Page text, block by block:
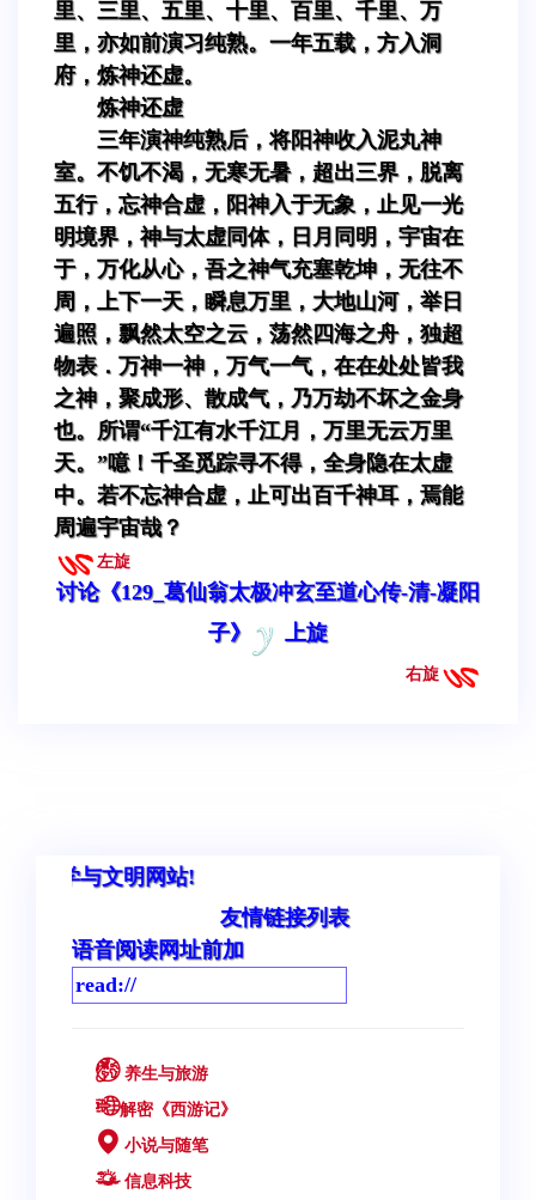
里、三里、五里、十里、百里、千里、万
里，亦如前演习纯熟。一年五载，方入洞
府，炼神还虚。
炼神还虚
三年演神纯熟后，将阳神收入泥丸神
室。不饥不渴，无寒无暑，超出三界，脱离
五行，忘神合虚，阳神入于无象，止见一光
明境界，神与太虚同体，日月同明，宇宙在
于，万化从心，吾之神气充塞乾坤，无往不
周，上下一天，瞬息万里，大地山河，举日
遍照，飘然太空之云，荡然四海之舟，独超
物表．万神一神，万气一气，在在处处皆我
之神，聚成形、散成气，乃万劫不坏之金身
也。所谓“千江有水千江月，万里无云万里
天。”噫！千圣觅踪寻不得，全身隐在太虚
中。若不忘神合虚，止可出百千神耳，焉能
周遍宇宙哉？
左旋
讨论《129_葛仙翁太极冲玄至道心传-清-凝阳
子》
上旋
右旋
与文明网站!
友情链接列表
语音阅读网址前加
养生与旅游
解密《西游记》
小说与随笔
信息科技